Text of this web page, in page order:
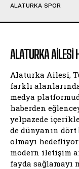
ALATURKA SPOR
ALATURKA AILESI
Alaturka Ailesi,
farklı
medya
haberden
yelpazede
de dünyanın
olmayı
modern iletişim
fayda sağlamayı